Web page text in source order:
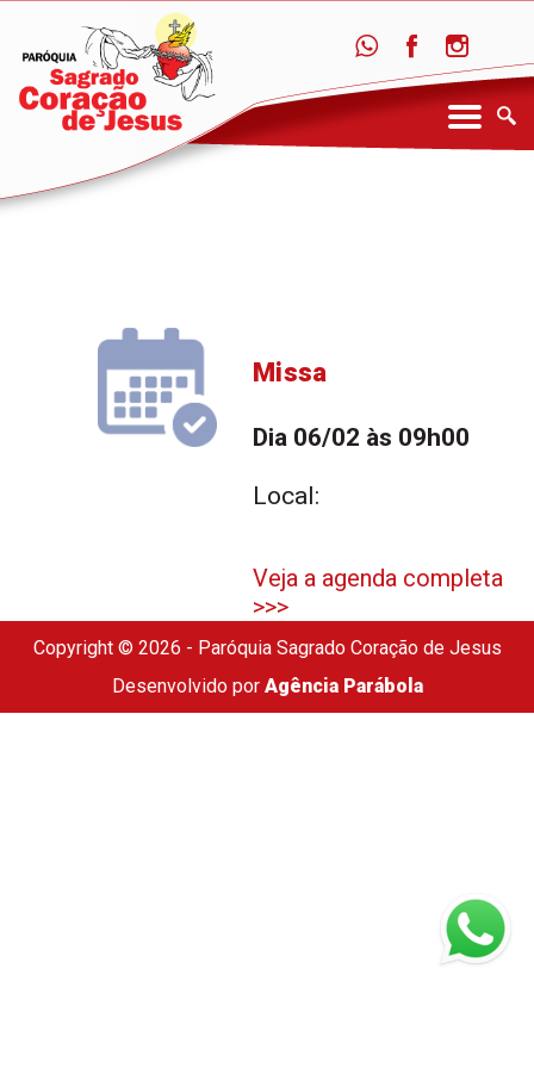
Missa
Dia 06/02 às 09h00
Local:
Veja a agenda completa
>>>
Copyright © 2026 - Paróquia Sagrado Coração de Jesus
Desenvolvido por Agência Parábola